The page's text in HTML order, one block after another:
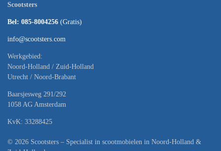
Scootsters
Bel: 085-8004256 (Gratis)
info@scootsters.com
Werkgebied:
Noord-Holland / Zuid-Holland
Utrecht / Noord-Brabant
Baarsjesweg 291/292
1058 AG Amsterdam
KvK: 33288425
© 2026 Scootsters – Specialist in scootmobielen in Noord-Holland &